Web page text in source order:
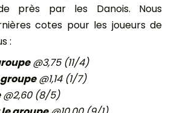
près par les Danois. Nous
cotes pour les joueurs de
:
@3,75 (11/4)
@1,14 (1/7)
@2,60 (8/5)